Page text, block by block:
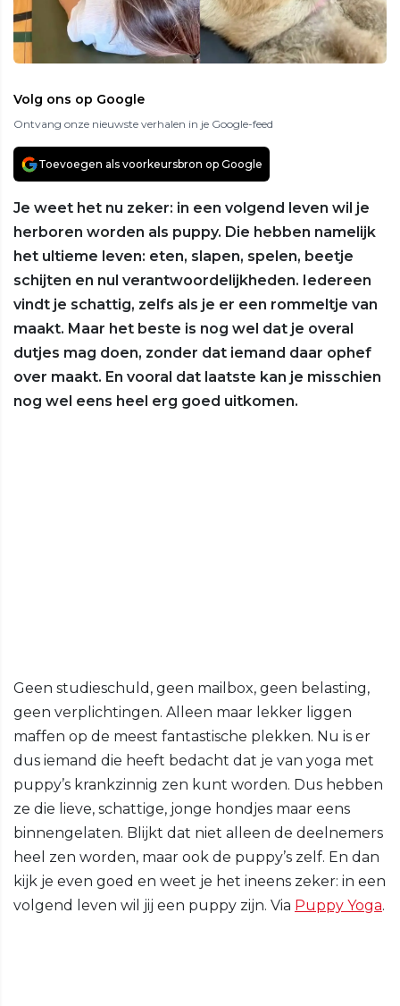
Volg ons op Google
Ontvang onze nieuwste verhalen in je Google-feed
Toevoegen als voorkeursbron op Google
Je weet het nu zeker: in een volgend leven wil je
herboren worden als puppy. Die hebben namelijk
het ultieme leven: eten, slapen, spelen, beetje
schijten en nul verantwoordelijkheden. Iedereen
vindt je schattig, zelfs als je er een rommeltje van
maakt. Maar het beste is nog wel dat je overal
dutjes mag doen, zonder dat iemand daar ophef
over maakt. En vooral dat laatste kan je misschien
nog wel eens heel erg goed uitkomen.
Geen studieschuld, geen mailbox, geen belasting,
geen verplichtingen. Alleen maar lekker liggen
maffen op de meest fantastische plekken. Nu is er
dus iemand die heeft bedacht dat je van yoga met
puppy’s krankzinnig zen kunt worden. Dus hebben
ze die lieve, schattige, jonge hondjes maar eens
binnengelaten. Blijkt dat niet alleen de deelnemers
heel zen worden, maar ook de puppy’s zelf. En dan
kijk je even goed en weet je het ineens zeker: in een
volgend leven wil jij een puppy zijn. Via Puppy Yoga.